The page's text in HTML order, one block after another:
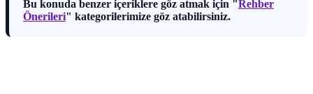
Bu konuda benzer içeriklere göz atmak için "Rehber
Önerileri" kategorilerimize göz atabilirsiniz.